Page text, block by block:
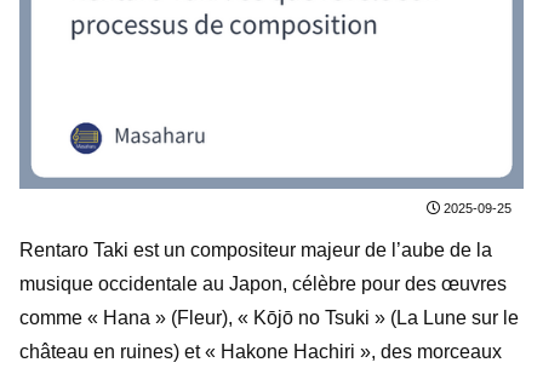
2025-09-25
Rentaro Taki est un compositeur majeur de l’aube de la
musique occidentale au Japon, célèbre pour des œuvres
comme « Hana » (Fleur), « Kōjō no Tsuki » (La Lune sur le
château en ruines) et « Hakone Hachiri », des morceaux